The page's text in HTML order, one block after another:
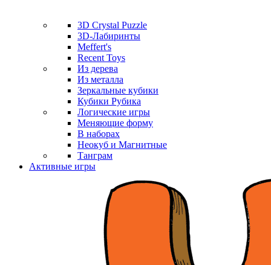
3D Crystal Puzzle
3D-Лабиринты
Meffert's
Recent Toys
Из дерева
Из металла
Зеркальные кубики
Кубики Рубика
Логические игры
Меняющие форму
В наборах
Неокуб и Магнитные
Танграм
Активные игры